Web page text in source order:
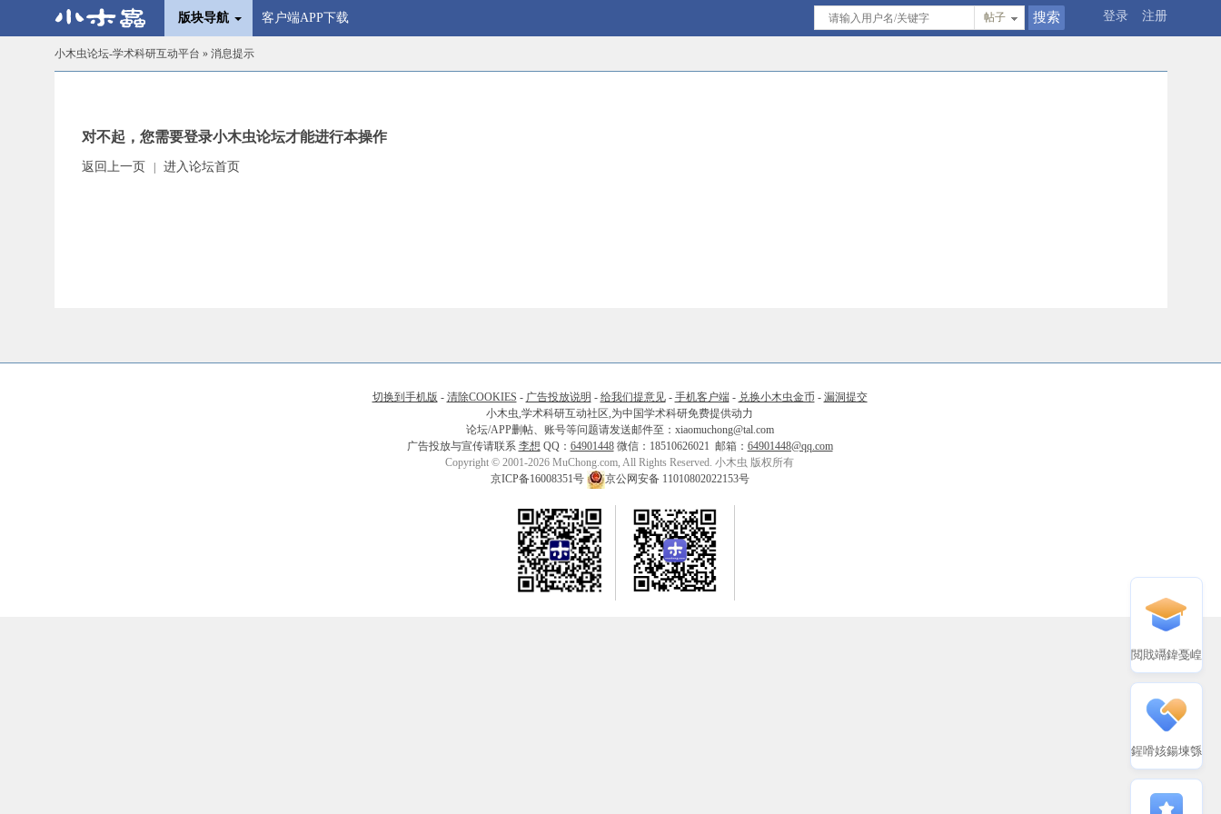
版块导航 客户端APP下载 登录 注册
帖子
小木虫论坛-学术科研互动平台 » 消息提示
对不起，您需要登录小木虫论坛才能进行本操作
返回上一页 进入论坛首页
切换到手机版 - 清除COOKIES - 广告投放说明 - 给我们提意见- 手机客户端- 兑换小木虫金币 - 漏洞提交
小木虫,学术科研互动社区,为中国学术科研免费提供动力
论坛/APP删帖、账号等问题请发送邮件至：xiaomuchong@tal.com
广告投放与宣传请联系 李想 QQ： 64901448微信：18510626021 邮箱： 64901448@qq.com
Copyright © 2001-2026 MuChong.com, All Rights Reserved. 小木虫 版权所有
京ICP备16008351号
京公网安备 11010802022153号
閲戝竵鍏戞崲
鍟嗗姟鍚堜綔